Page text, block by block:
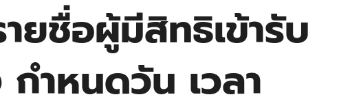
ยชื่อผู้มีสิทธิเข้ารับ
กำหนดวัน เวลา